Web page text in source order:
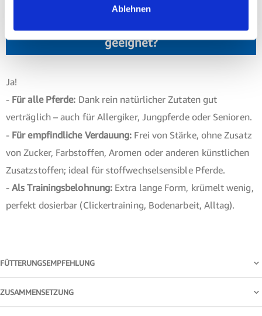
Ablehnen
Sind biostickies als Belohnung für mein Pferd
geeignet?
Ja!
- Für alle Pferde: Dank rein natürlicher Zutaten gut
verträglich – auch für Allergiker, Jungpferde oder Senioren.
- Für empfindliche Verdauung: Frei von Stärke, ohne Zusatz
von Zucker, Farbstoffen, Aromen oder anderen künstlichen
Zusatzstoffen; ideal für stoffwechselsensible Pferde.
-Als Trainingsbelohnung: Extra lange Form, krümelt wenig,
perfekt dosierbar (Clickertraining, Bodenarbeit, Alltag).
FÜTTERUNGSEMPFEHLUNG
ZUSAMMENSETZUNG